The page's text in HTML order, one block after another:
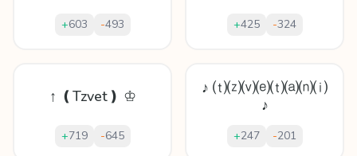
+603 -493 +425 -324
↑ ❪Tzvet❫ ♔
+719 -645
♪ ⒯⒵⒱⒠⒯⒜⒩⒤
♪
+247 -201